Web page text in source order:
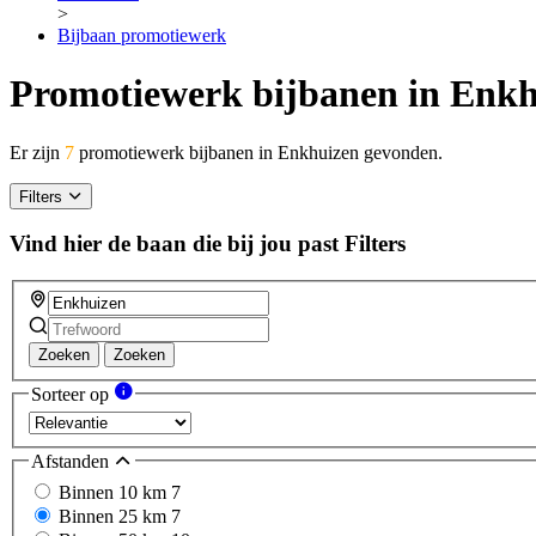
>
Bijbaan promotiewerk
Promotiewerk bijbanen in
Er zijn 7 promotiewerk bijbanen in Enkhuizen gevonden.
Filters
Vind hier de baan die bij jou past Filters
Zoeken Zoeken
Sorteer op
Afstanden
Binnen 10 km 7
Binnen 25 km 7